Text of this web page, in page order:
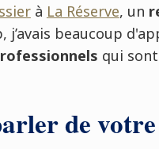
à La Réserve, un
beaucoup
qui
de